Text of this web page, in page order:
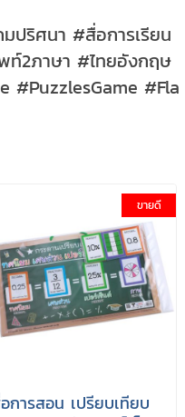
ปริศนา #สื่อการเรียน
2ภาษา #ไทยอังกฤษ
#PuzzlesGame #Fla
ขายดี
การสอน เปรียบเทียบ